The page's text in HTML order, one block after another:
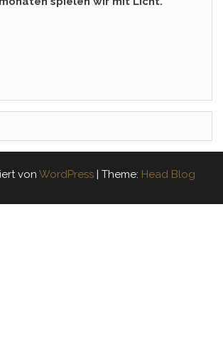
von WordPress Theme: Head Blog